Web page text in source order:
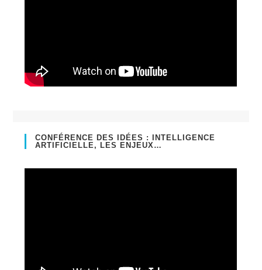
CONFÉRENCE DES IDÉES : INTELLIGENCE
ARTIFICIELLE, LES ENJEUX…